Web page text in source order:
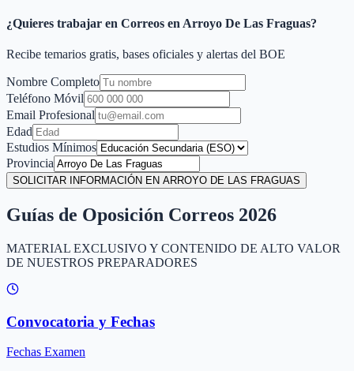
¿Quieres trabajar en Correos en Arroyo De Las Fraguas?
Recibe temarios gratis, bases oficiales y alertas del BOE
Nombre Completo
Teléfono Móvil
Email Profesional
Edad
Estudios Mínimos
Provincia
SOLICITAR INFORMACIÓN EN ARROYO DE LAS FRAGUAS
Guías de Oposición Correos 2026
MATERIAL EXCLUSIVO Y CONTENIDO DE ALTO VALOR
DE NUESTROS PREPARADORES
Convocatoria y Fechas
Fechas Examen